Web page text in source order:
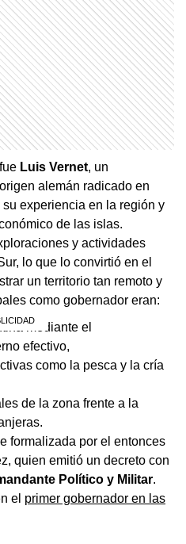
Luis Vernet, un
alemán radicado en
experiencia en la región y
de las islas.
y actividades
lo que lo convirtió en el
un territorio tan remoto y
como gobernador eran:
mediante el
efectivo,
como la pesca y la cría
de la zona frente a la
formalizada por el entonces
quien emitió un decreto con
Político y Militar.
el primer gobernador en las